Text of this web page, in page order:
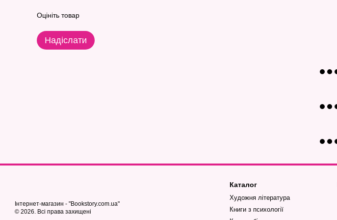
Оцініть товар
Надіслати
Інтернет-магазин - "Bookstory.com.ua"
© 2026. Всі права захищені
Каталог
Художня література
Книги з психології